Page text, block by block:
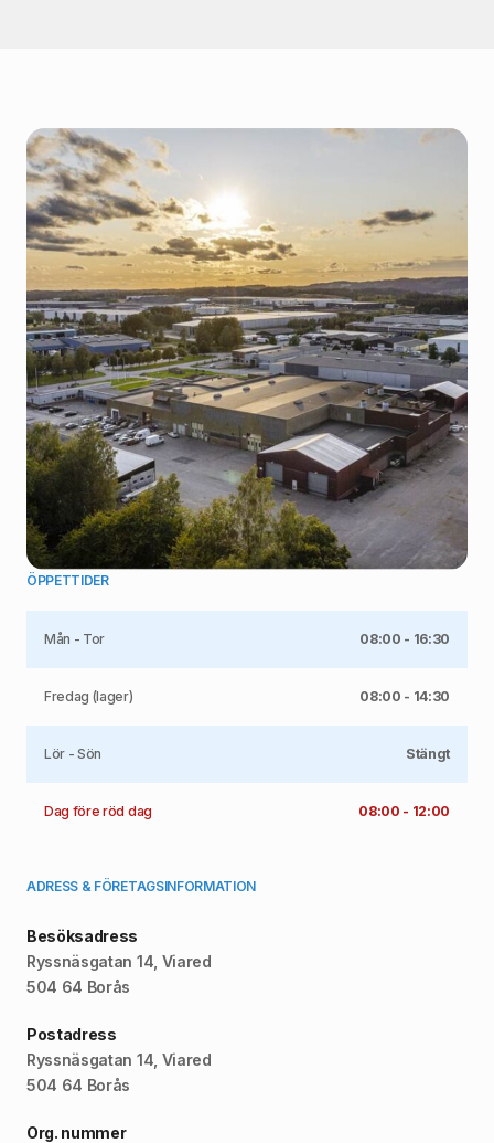
ÖPPETTIDER
Mån - Tor 08:00 - 16:30
Fredag (lager) 08:00 - 14:30
Lör - Sön Stängt
Dag före röd dag 08:00 - 12:00
ADRESS & FÖRETAGSINFORMATION
Besöksadress
Ryssnäsgatan 14, Viared
504 64 Borås
Postadress
Ryssnäsgatan 14, Viared
504 64 Borås
Org. nummer